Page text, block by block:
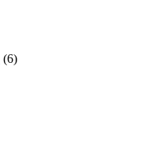
(6)